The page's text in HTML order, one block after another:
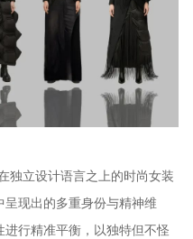
独立设计语言之上的时尚女装
现出的多重身份与精神维
行精准平衡，以独特但不怪